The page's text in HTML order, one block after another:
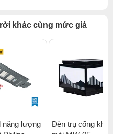
khác cùng mức giá
năng lượng
Đèn trụ cổng